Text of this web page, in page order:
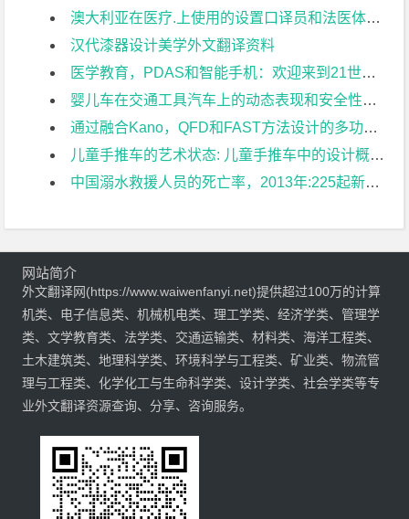
澳大利亚在医疗.上使用的设置口译员和法医体检:医药和语 言学之间的关系外文翻译资料
汉代漆器设计美学外文翻译资料
医学教育，PDAS和智能手机：欢迎来到21世纪外文翻译资料
婴儿车在交通工具汽车上的动态表现和安全性分析外文翻译资料
通过融合Kano，QFD和FAST方法设计的多功能婴儿车外文翻译资料
儿童手推车的艺术状态: 儿童手推车中的设计概述和人体工程学的创新外文翻译资料
中国溺水救援人员的死亡率，2013年:225起新闻报道的救援事件回顾外文翻译资料
网站简介
外文翻译网(https://www.waiwenfanyi.net)提供超过100万的计算
机类、电子信息类、机械机电类、理工学类、经济学类、管理学
类、文学教育类、法学类、交通运输类、材料类、海洋工程类、
土木建筑类、地理科学类、环境科学与工程类、矿业类、物流管
理与工程类、化学化工与生命科学类、设计学类、社会学类等专
业外文翻译资源查询、分享、咨询服务。